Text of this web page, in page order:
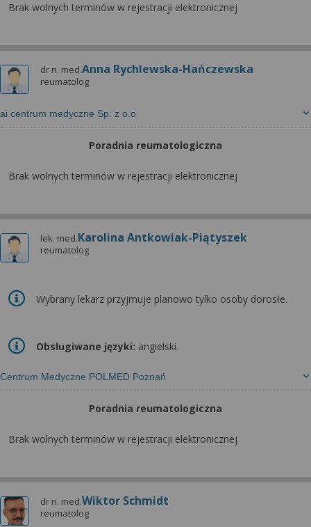
Brak wolnych terminów w rejestracji elektronicznej
dr n. med.Anna Rychlewska-Hańczewska
reumatolog
ai centrum medyczne Sp. z o.o.
Poradnia reumatologiczna
Brak wolnych terminów w rejestracji elektronicznej
lek. med.Karolina Antkowiak-Piątyszek
reumatolog
Centrum Medyczne POLMED Poznań
Wybrany lekarz przyjmuje planowo tylko osoby dorosłe.
Obsługiwane języki: angielski.
Poradnia reumatologiczna
Brak wolnych terminów w rejestracji elektronicznej
dr n. med.Wiktor Schmidt
reumatolog